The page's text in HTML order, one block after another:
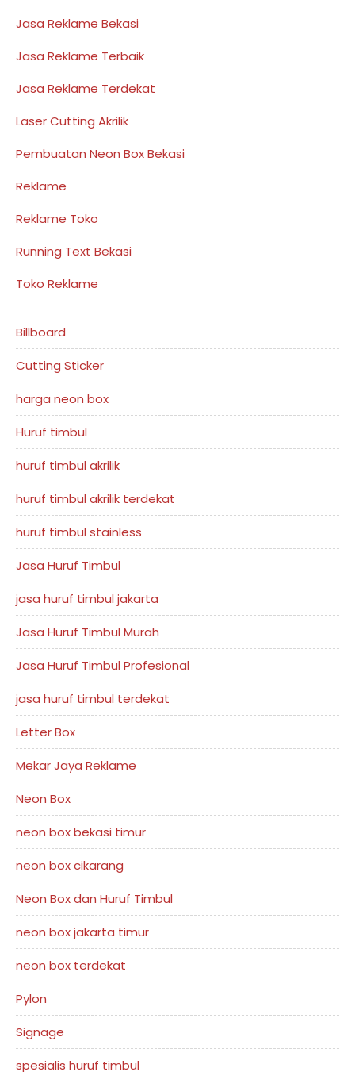
Jasa Reklame Bekasi
Jasa Reklame Terbaik
Jasa Reklame Terdekat
Laser Cutting Akrilik
Pembuatan Neon Box Bekasi
Reklame
Reklame Toko
Running Text Bekasi
Toko Reklame
Billboard
Cutting Sticker
harga neon box
Huruf timbul
huruf timbul akrilik
huruf timbul akrilik terdekat
huruf timbul stainless
Jasa Huruf Timbul
jasa huruf timbul jakarta
Jasa Huruf Timbul Murah
Jasa Huruf Timbul Profesional
jasa huruf timbul terdekat
Letter Box
Mekar Jaya Reklame
Neon Box
neon box bekasi timur
neon box cikarang
Neon Box dan Huruf Timbul
neon box jakarta timur
neon box terdekat
Pylon
Signage
spesialis huruf timbul